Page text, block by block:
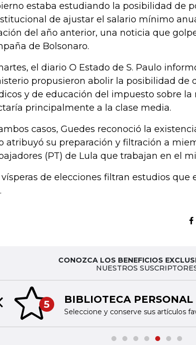
estaba estudiando la posibilidad de
de ajustar el salario mínimo
del año anterior, una noticia que
de Bolsonaro.
el diario O Estado de S. Paulo
propusieron abolir la posibilidad de
y de educación del impuesto sobre la
principalmente a la clase media.
casos, Guedes reconoció la
atribuyó su preparación y filtración a
(PT) de Lula que trabajan en el
vísperas de elecciones filtran estudios que
CONOZCA LOS BENEFICIOS
NUESTROS
5 BIBLIOTECA PERSONAL
Seleccione y conserve sus artículos
slide